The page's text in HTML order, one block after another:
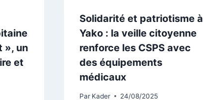
», un
et
Solidarité et patriotisme à
Yako : la veille citoyenne
renforce les CSPS avec
des équipements
médicaux
Par Kader 24/08/2025